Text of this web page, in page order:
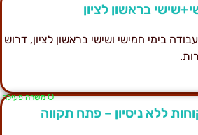
בראשון לציון
עבודה בימי חמישי ושישי בראשון לציון, דרוש
Ο משרה פעילה
ללא ניסיון – פתח תקווה